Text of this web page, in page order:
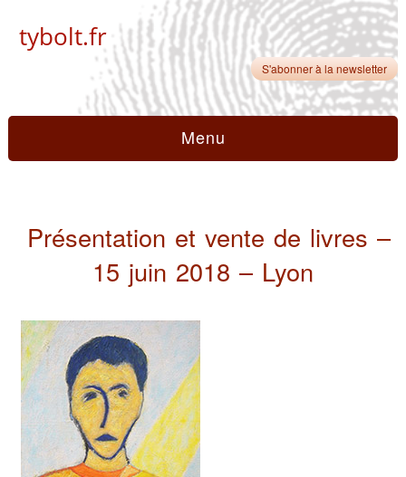
tybolt.fr
S'abonner à la newsletter
Menu
Présentation et vente de livres –
15 juin 2018 – Lyon